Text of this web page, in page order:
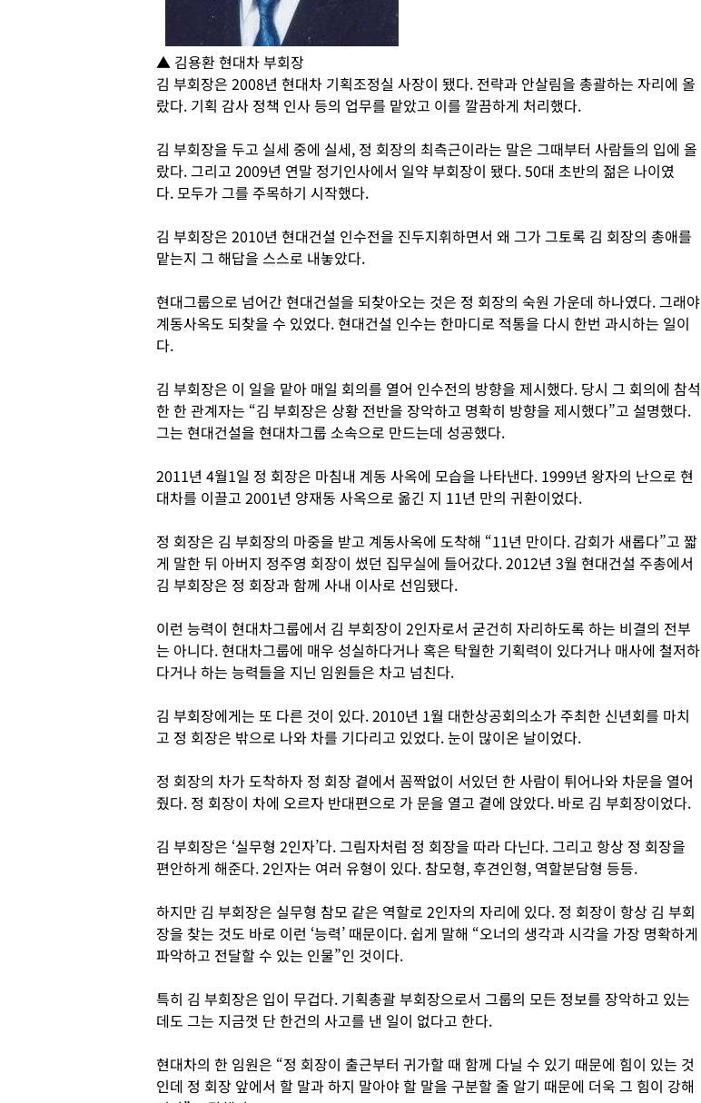
▲ 김용환 현대차 부회장
김 부회장은 2008년 현대차 기획조정실 사장이 됐다. 전략과 안살림을 총괄하는 자리에 올
랐다. 기획 감사 정책 인사 등의 업무를 맡았고 이를 깔끔하게 처리했다.
김 부회장을 두고 실세 중에 실세, 정 회장의 최측근이라는 말은 그때부터 사람들의 입에 올
랐다. 그리고 2009년 연말 정기인사에서 일약 부회장이 됐다. 50대 초반의 젊은 나이였
다. 모두가 그를 주목하기 시작했다.
김 부회장은 2010년 현대건설 인수전을 진두지휘하면서 왜 그가 그토록 김 회장의 총애를
맡는지 그 해답을 스스로 내놓았다.
현대그룹으로 넘어간 현대건설을 되찾아오는 것은 정 회장의 숙원 가운데 하나였다. 그래야
계동사옥도 되찾을 수 있었다. 현대건설 인수는 한마디로 적통을 다시 한번 과시하는 일이
다.
김 부회장은 이 일을 맡아 매일 회의를 열어 인수전의 방향을 제시했다. 당시 그 회의에 참석
한 한 관계자는 “김 부회장은 상황 전반을 장악하고 명확히 방향을 제시했다”고 설명했다.
그는 현대건설을 현대차그룹 소속으로 만드는데 성공했다.
2011년 4월1일 정 회장은 마침내 계동 사옥에 모습을 나타낸다. 1999년 왕자의 난으로 현
대차를 이끌고 2001년 양재동 사옥으로 옮긴 지 11년 만의 귀환이었다.
정 회장은 김 부회장의 마중을 받고 계동사옥에 도착해 “11년 만이다. 감회가 새롭다”고 짧
게 말한 뒤 아버지 정주영 회장이 썼던 집무실에 들어갔다. 2012년 3월 현대건설 주총에서
김 부회장은 정 회장과 함께 사내 이사로 선임됐다.
이런 능력이 현대차그룹에서 김 부회장이 2인자로서 굳건히 자리하도록 하는 비결의 전부
는 아니다. 현대차그룹에 매우 성실하다거나 혹은 탁월한 기획력이 있다거나 매사에 철저하
다거나 하는 능력들을 지닌 임원들은 차고 넘친다.
김 부회장에게는 또 다른 것이 있다. 2010년 1월 대한상공회의소가 주최한 신년회를 마치
고 정 회장은 밖으로 나와 차를 기다리고 있었다. 눈이 많이온 날이었다.
정 회장의 차가 도착하자 정 회장 곁에서 꼼짝없이 서있던 한 사람이 튀어나와 차문을 열어
줬다. 정 회장이 차에 오르자 반대편으로 가 문을 열고 곁에 앉았다. 바로 김 부회장이었다.
김 부회장은 ‘실무형 2인자’다. 그림자처럼 정 회장을 따라 다닌다. 그리고 항상 정 회장을
편안하게 해준다. 2인자는 여러 유형이 있다. 참모형, 후견인형, 역할분담형 등등.
하지만 김 부회장은 실무형 참모 같은 역할로 2인자의 자리에 있다. 정 회장이 항상 김 부회
장을 찾는 것도 바로 이런 ‘능력’ 때문이다. 쉽게 말해 “오너의 생각과 시각을 가장 명확하게
파악하고 전달할 수 있는 인물”인 것이다.
특히 김 부회장은 입이 무겁다. 기획총괄 부회장으로서 그룹의 모든 정보를 장악하고 있는
데도 그는 지금껏 단 한건의 사고를 낸 일이 없다고 한다.
현대차의 한 임원은 “정 회장이 출근부터 귀가할 때 함께 다닐 수 있기 때문에 힘이 있는 것
인데 정 회장 앞에서 할 말과 하지 말아야 할 말을 구분할 줄 알기 때문에 더욱 그 힘이 강해